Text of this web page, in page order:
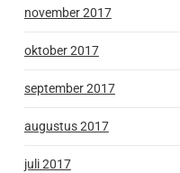
november 2017
oktober 2017
september 2017
augustus 2017
juli 2017